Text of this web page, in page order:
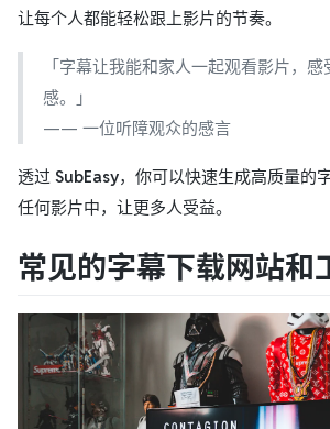
让每个人都能轻松跟上影片的节奏。
「字幕让我能和家人一起观看影片，
感。」
—— 一位听障观众的感言
透过 SubEasy，你可以快速生成高质量的
任何影片中，让更多人受益。
常见的字幕下载网站和